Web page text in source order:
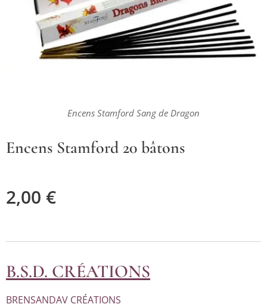
Encens Stamford Sang de Dragon
Encens Stamford 20 bâtons
2,00 €
B.S.D. CRÉATIONS
BRENSANDAV CRÉATIONS